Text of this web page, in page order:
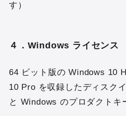
す）
４．Windows ライセンス
64 ビット版の Windows 10
10 Pro を収録したディスク
と Windows のプロダクトキ